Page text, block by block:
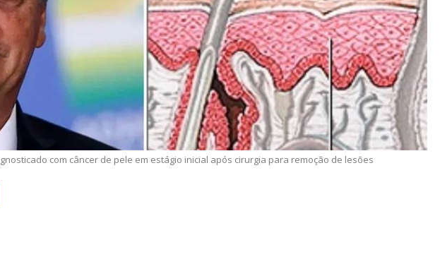
com câncer de pele em estágio inicial após cirurgia para remoção de lesões